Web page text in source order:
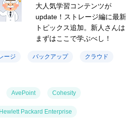
大人気学習コンテンツが
update！ストレージ編に最新
トピックス追加。新人さんは
まずはここで学ぶべし！
ージ バックアップ クラウド
AvePoint Cohesity
Hewlett Packard Enterprise